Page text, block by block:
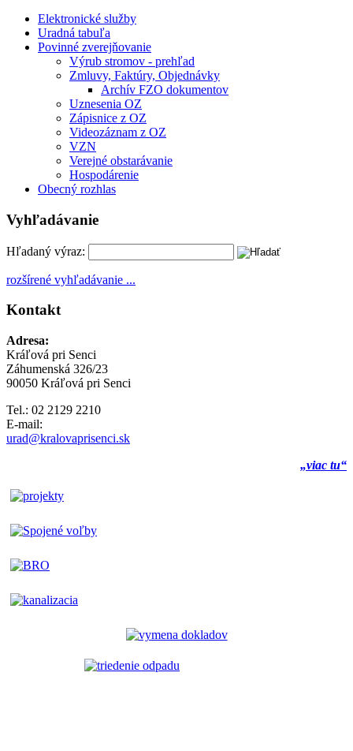
Elektronické služby
Uradná tabuľa
Povinné zverejňovanie
Výrub stromov - prehľad
Zmluvy, Faktúry, Objednávky
Archív FZO dokumentov
Uznesenia OZ
Zápisnice z OZ
Videozáznam z OZ
VZN
Verejné obstarávanie
Hospodárenie
Obecný rozhlas
Vyhľadávanie
Hľadaný výraz:
rozšírené vyhľadávanie ...
Kontakt
Adresa:
Kráľová pri Senci
Záhumenská 326/23
90050 Kráľová pri Senci
Tel.: 02 2129 2210
E-mail:
urad@kralovaprisenci.sk
„viac tu“